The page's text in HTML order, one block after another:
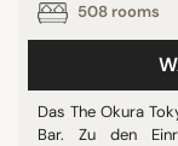
508 rooms
Das The Okura
Bar. Zu den